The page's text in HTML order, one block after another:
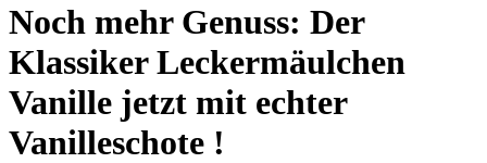
Noch mehr Genuss: Der
Klassiker Leckermäulchen
Vanille jetzt mit echter
Vanilleschote !